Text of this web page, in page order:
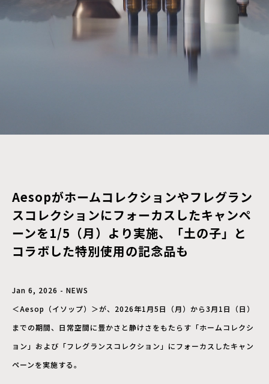
Aesopがホームコレクションやフレグラン
スコレクションにフォーカスしたキャンペ
ーンを1/5（月）より実施、「土の子」と
コラボした特別使用の記念品も
Jan 6, 2026 - NEWS
＜Aesop（イソップ）＞が、2026年1月5日（月）から3月1日（日）
までの期間、日常空間に豊かさと静けさをもたらす「ホームコレクシ
ョン」および「フレグランスコレクション」にフォーカスしたキャン
ペーンを実施する。